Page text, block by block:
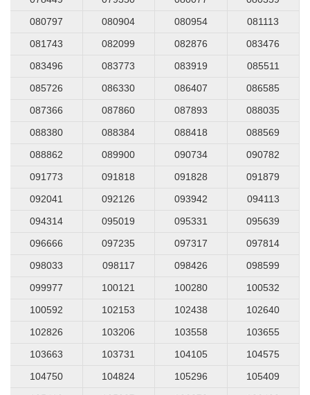
080797
080904 080954
081113
081743
082099 082876
083476
083496
083773 083919
085511
085726
086330 086407
086585
087366
087860 087893
088035
088380
088384 088418
088569
088862
089900 090734
090782
091773
091818 091828
091879
092041
092126 093942
094113
094314
095019 095331
095639
096666
097235 097317
097814
098033
098117 098426
098599
099977
100121 100280
100532
100592
102153 102438
102640
102826
103206 103558
103655
103663
103731 104105
104575
104750
104824 105296
105409